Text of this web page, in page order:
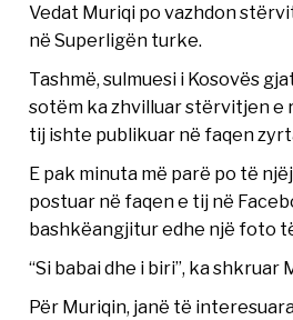
Vedat Muriqi po vazhdon
në Superligën turke.
Tashmë, sulmuesi i Kosovës
sotëm ka zhvilluar stërvitjen e
tij ishte publikuar në faqen
E pak minuta më parë po të
postuar në faqen e tij në
bashkëangjitur edhe një foto
“Si babai dhe i biri”, ka shkruar
Për Muriqin, janë të